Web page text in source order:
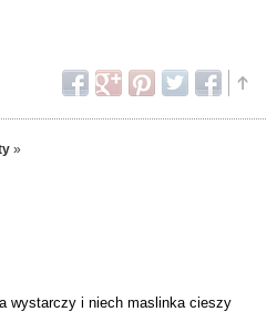
»
wystarczy i niech maslinka cieszy